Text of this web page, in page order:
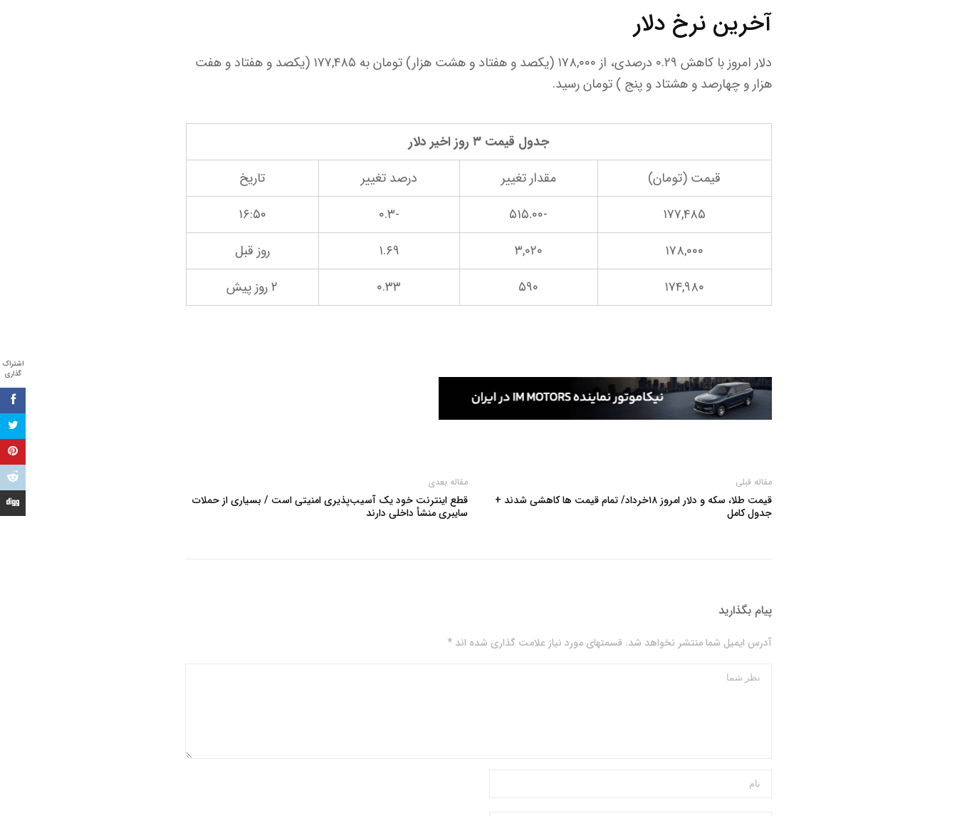
اشتراک
گذاری
آخرین نرخ دلار
دلار امروز با کاهش ۰.۲۹ درصدی، از ۱۷۸,۰۰۰ (یکصد و هفتاد و هشت هزار) تومان به ۱۷۷,۴۸۵ (یکصد و هفتاد و هفت
هزار و چهارصد و هشتاد و پنج ) تومان رسید.
جدول قیمت ۳ روز اخیر دلار
قیمت (تومان)
مقدار تغییر درصد تغییر
تاریخ
۱۷۷,۴۸۵
-۵۱۵.۰۰ -۰.۳
۱۶:۵۰
۱۷۸,۰۰۰
۳,۰۲۰ ۱.۶۹
روز قبل
۱۷۴,۹۸۰
۵۹۰ ۰.۳۳ ۲ روز پیش
مقاله قبلی
قیمت طلا، سکه و دلار امروز ۱۸خرداد/ تمام قیمت ها کاهشی شدند +
جدول کامل
مقاله بعدی
قطع اینترنت خود یک آسیب‌پذیری امنیتی است / بسیاری از حملات
سایبری منشأ داخلی دارند
پیام بگذارید
آدرس ایمیل شما منتشر نخواهد شد. قسمتهای مورد نیاز علامت گذاری شده اند *